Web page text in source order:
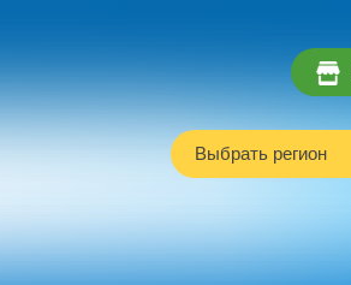
Выбрать регион